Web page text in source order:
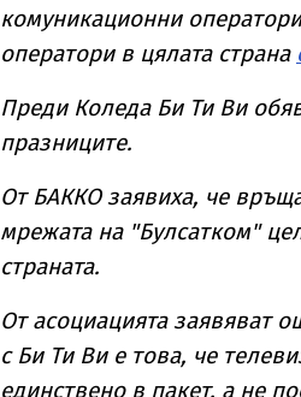
комуникационни
оператори в цялата страна
Преди Коледа Би Ти Ви
празниците.
От БАККО заявиха, че
мрежата на "Булсатком"
страната.
От асоциацията заявяват
с Би Ти Ви е това, че
единствено в пакет, а не